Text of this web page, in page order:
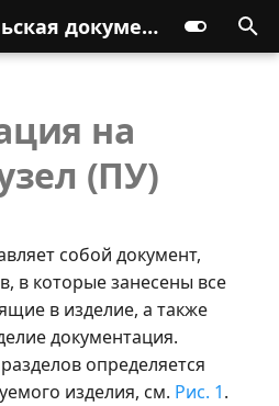
Пользовательская документация
на
(ПУ)
собой документ,
в которые занесены все
в изделие, а также
документация.
определяется
изделия, см. Рис. 1.